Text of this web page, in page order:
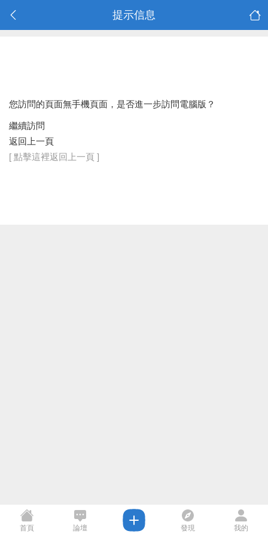
提示信息
您訪問的頁面無手機頁面，是否進一步訪問電腦版？
繼續訪問
返回上一頁
[ 點擊這裡返回上一頁 ]
首頁 論壇 發現 我的